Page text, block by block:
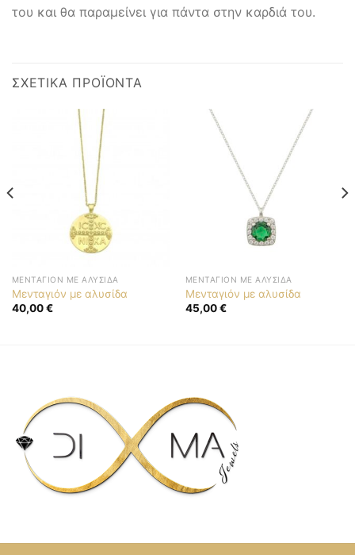
του και θα παραμείνει για πάντα στην καρδιά του.
ΣΧΕΤΙΚΆ ΠΡΟΪΌΝΤΑ
ΜΕΝΤΑΓΙΌΝ ΜΕ ΑΛΥΣΊΔΑ
Μενταγιόν με αλυσίδα
40,00€
ΜΕΝΤΑΓΙΌΝ ΜΕ ΑΛΥΣΊΔΑ
Μενταγιόν με αλυσίδα
45,00€